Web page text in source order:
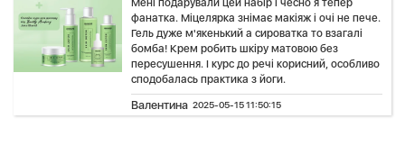
Мені подарували цей набір і чесно я тепер
фанатка. Міцелярка знімає макіяж і очі не пече.
Гель дуже м'якенький а сироватка то взагалі
бомба! Крем робить шкіру матовою без
пересушення. І курс до речі корисний, особливо
сподобалась практика з йоги.
Валентина 2025-05-15 11:50:15